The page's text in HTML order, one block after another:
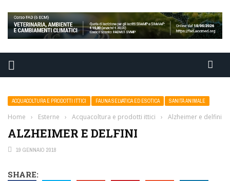
ACQUACOLTURA E PRODOTTI ITTICI FAUNA SELVATICA ED ESOTICA SANITÀ ANIMALE
Home › Esterne › Acquacoltura e prodotti ittici › Alzheimer e delfini
ALZHEIMER E DELFINI
19 GENNAIO 2018
SHARE: